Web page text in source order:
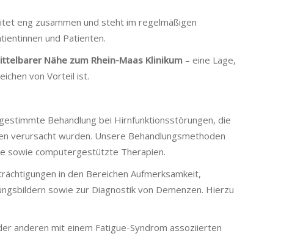
eng zusammen und steht im regelmäßigen
und Patienten.
Nähe zum Rhein-Maas Klinikum – eine Lage,
von Vorteil ist.
Behandlung bei Hirnfunktionsstörungen, die
verursacht wurden. Unsere Behandlungsmethoden
sowie computergestützte Therapien.
in den Bereichen Aufmerksamkeit,
sowie zur Diagnostik von Demenzen. Hierzu
anderen mit einem Fatigue-Syndrom assoziierten